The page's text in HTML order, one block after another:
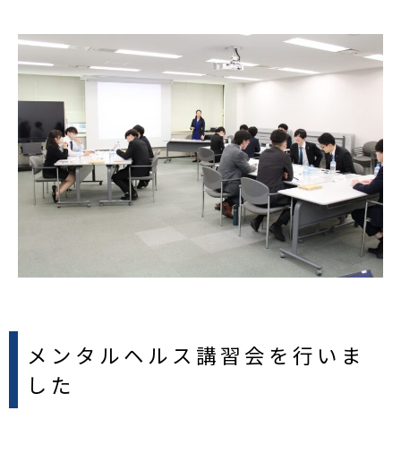
メンタルヘルス講習会を行いま
した